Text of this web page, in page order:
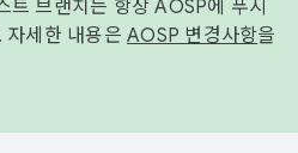
트 브랜치는 항상 AOSP에 푸시
자세한 내용은 AOSP 변경사항을